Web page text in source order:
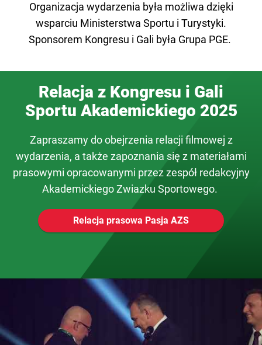
Organizacja wydarzenia była możliwa dzięki
wsparciu Ministerstwa Sportu i Turystyki.
Sponsorem Kongresu i Gali była Grupa PGE.
Relacja z Kongresu i Gali
Sportu Akademickiego 2025
Zapraszamy do obejrzenia relacji filmowej z
wydarzenia, a także zapoznania się z materiałami
prasowymi opracowanymi przez zespół redakcyjny
Akademickiego Zwiazku Sportowego.
Relacja prasowa Pasja AZS